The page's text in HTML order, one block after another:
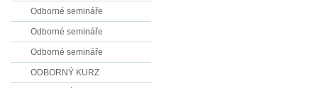
Odborné semináře
Odborné semináře
Odborné semináře
ODBORNÝ KURZ